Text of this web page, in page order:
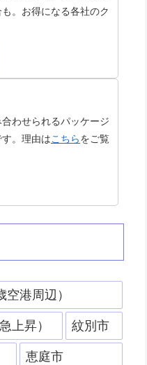
。お得になる各社のク
わせられるパッケージ
。理由はこちらをご覧
港周辺）
上昇） 紋別市
恵庭市